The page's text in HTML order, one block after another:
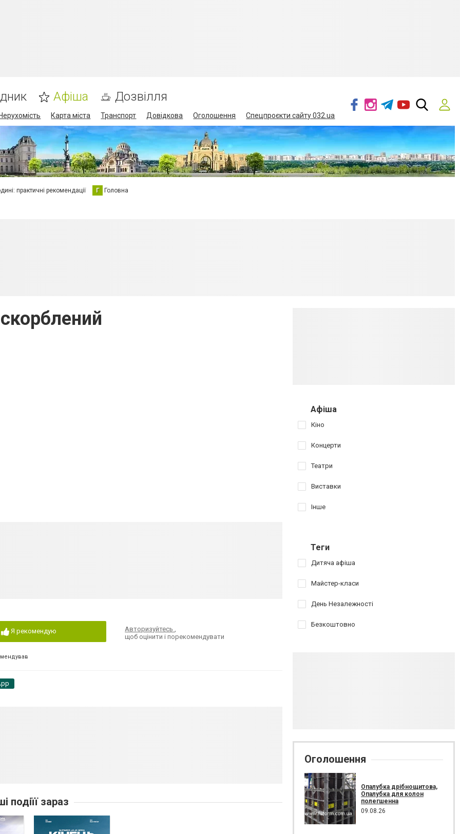
Афіша Дозвілля
Карта міста Транспорт Довідкова Оголошення Спецпроєкти сайту 032.ua
практичні рекомендації Г Головна
Я рекомендую Авторизуйтесь,
щоб оцінити і порекомендувати
подіїї зараз
Афіша
Кіно
Концерти
Театри
Виставки
Інше
Теги
Дитяча афіша
Майстер-класи
День Незалежності
Безкоштовно
Оголошення
Опалубка дрібнощитова,
Опалубка для колон
полегшенна
09.08.26